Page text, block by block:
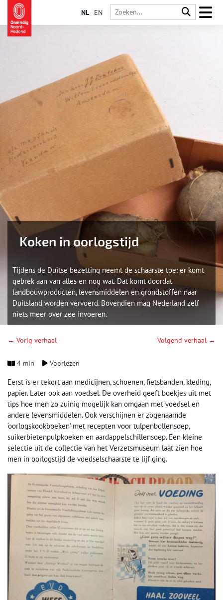
NL EN
Koken in oorlogstijd
Tijdens de Duitse bezetting neemt de schaarste toe: er komt
gebrek aan van alles en nog wat. Dat komt doordat
landbouwproducten, levensmiddelen en grondstoffen naar
Duitsland worden vervoerd. Bovendien mag Nederland zelf
niets meer over zee invoeren.
← Vorig verhaal Volgend verhaal →
4 min Voorlezen
Eerst is er tekort aan medicijnen, schoenen, fietsbanden, kleding,
papier. Later ook aan voedsel. De overheid geeft boekjes uit met
tips hoe men zo zuinig mogelijk kan omgaan met voedsel en
andere levensmiddelen. Ook verschijnen er zogenaamde
‘oorlogskookboeken’ met recepten voor tulpenbollensoep,
suikerbietenpulpkoeken en aardappelschillensoep. Een kleine
selectie uit de collectie van het Verzetsmuseum laat zien hoe
men in oorlogstijd de voedselschaarste te lijf ging.